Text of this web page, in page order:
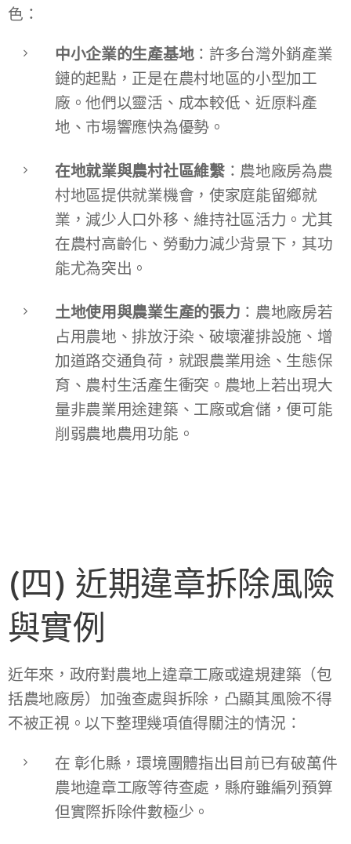
色：
中小企業的生產基地：許多台灣外銷產業
鏈的起點，正是在農村地區的小型加工
廠。他們以靈活、成本較低、近原料產
地、市場響應快為優勢。
在地就業與農村社區維繫：農地廠房為農
村地區提供就業機會，使家庭能留鄉就
業，減少人口外移、維持社區活力。尤其
在農村高齡化、勞動力減少背景下，其功
能尤為突出。
土地使用與農業生產的張力 ：農地廠房若
占用農地、排放汙染、破壞灌排設施、增
加道路交通負荷，就跟農業用途、生態保
育、農村生活產生衝突。農地上若出現大
量非農業用途建築、工廠或倉儲，便可能
削弱農地農用功能。
(四) 近期違章拆除風險
與實例
近年來，政府對農地上違章工廠或違規建築（包
括農地廠房）加強查處與拆除，凸顯其風險不得
不被正視。以下整理幾項值得關注的情況：
在 彰化縣，環境團體指出目前已有破萬件
農地違章工廠等待查處，縣府雖編列預算
但實際拆除件數極少。